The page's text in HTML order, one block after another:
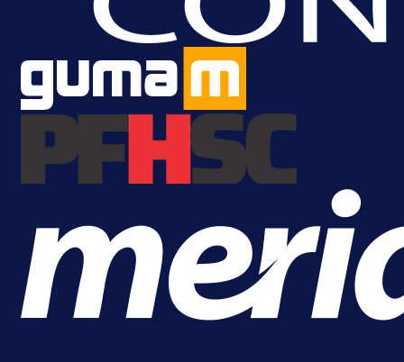
Lukić seli u Bundesligu? Dva
njemačka kluba krenula po bh.
reprezentativca!
1 dan 12 h